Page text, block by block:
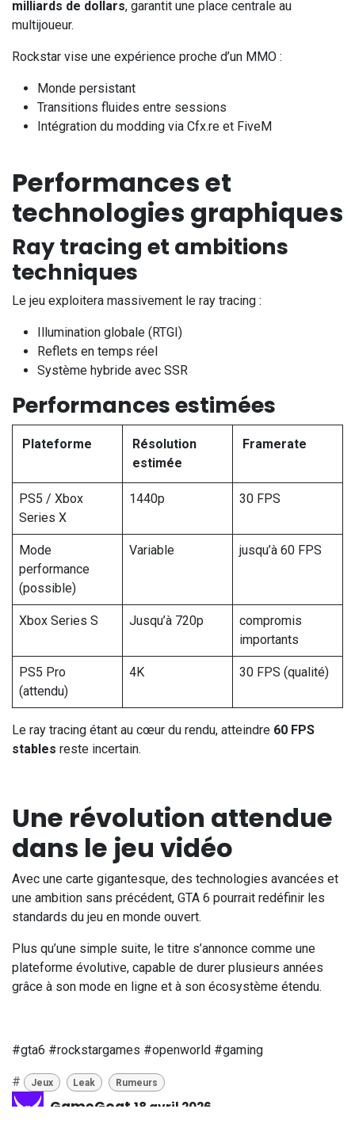
milliards de dollars, garantit une place centrale au
multijoueur.
Rockstar vise une expérience proche d’un MMO :
Monde persistant
Transitions fluides entre sessions
Intégration du modding via Cfx.re et FiveM
Performances et
technologies graphiques
Ray tracing et ambitions
techniques
Le jeu exploitera massivement le ray tracing :
Illumination globale (RTGI)
Reflets en temps réel
Système hybride avec SSR
Performances estimées
Plateforme
Résolution
estimée
Framerate
PS5 / Xbox
Series X
1440p 30 FPS
Mode
performance
(possible)
Variable jusqu’à 60 FPS
Xbox Series S Jusqu’à 720p
compromis
importants
PS5 Pro
(attendu)
4K 30 FPS (qualité)
Le ray tracing étant au cœur du rendu, atteindre 60 FPS
stables reste incertain.
Une révolution attendue
dans le jeu vidéo
Avec une carte gigantesque, des technologies avancées et
une ambition sans précédent, GTA 6 pourrait redéfinir les
standards du jeu en monde ouvert.
Plus qu’une simple suite, le titre s’annonce comme une
plateforme évolutive, capable de durer plusieurs années
grâce à son mode en ligne et à son écosystème étendu.
#gta6 #rockstargames #openworld #gaming
# Jeux Leak Rumeurs
GameGoat 18 avril 2026